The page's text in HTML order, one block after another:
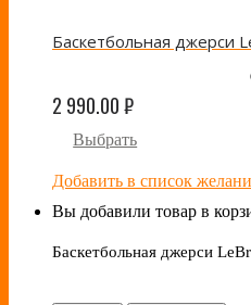
2 990.00₽
Выбрать
Добавить в список
Вы добавили товар в
Баскетбольная джерси